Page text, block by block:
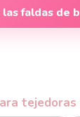
faldas de
tejedoras